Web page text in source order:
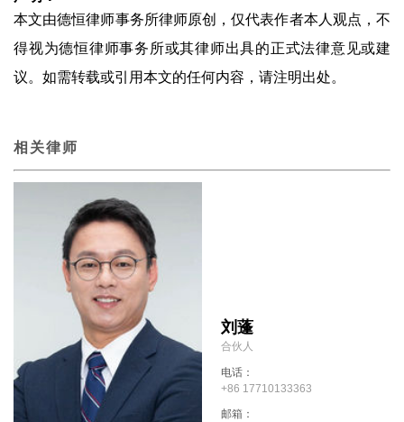
本文由德恒律师事务所律师原创，仅代表作者本人观点，不
得视为德恒律师事务所或其律师出具的正式法律意见或建
议。如需转载或引用本文的任何内容，请注明出处。
相关律师
刘蓬
合伙人
电话：
+86 17710133363
邮箱：